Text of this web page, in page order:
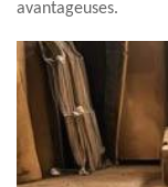
avantageuses.